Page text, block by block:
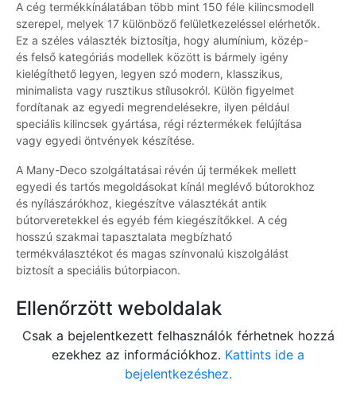
A cég termékkínálatában több mint 150 féle kilincsmodell
szerepel, melyek 17 különböző felületkezeléssel elérhetők.
Ez a széles választék biztosítja, hogy alumínium, közép-
és felső kategóriás modellek között is bármely igény
kielégíthető legyen, legyen szó modern, klasszikus,
minimalista vagy rusztikus stílusokról. Külön figyelmet
fordítanak az egyedi megrendelésekre, ilyen például
speciális kilincsek gyártása, régi réztermékek felújítása
vagy egyedi öntvények készítése.
A Many-Deco szolgáltatásai révén új termékek mellett
egyedi és tartós megoldásokat kínál meglévő bútorokhoz
és nyílászárókhoz, kiegészítve választékát antik
bútorveretekkel és egyéb fém kiegészítőkkel. A cég
hosszú szakmai tapasztalata megbízható
termékválasztékot és magas színvonalú kiszolgálást
biztosít a speciális bútorpiacon.
Ellenőrzött weboldalak
Csak a bejelentkezett felhasználók férhetnek hozzá
ezekhez az információkhoz. Kattints ide a
bejelentkezéshez.